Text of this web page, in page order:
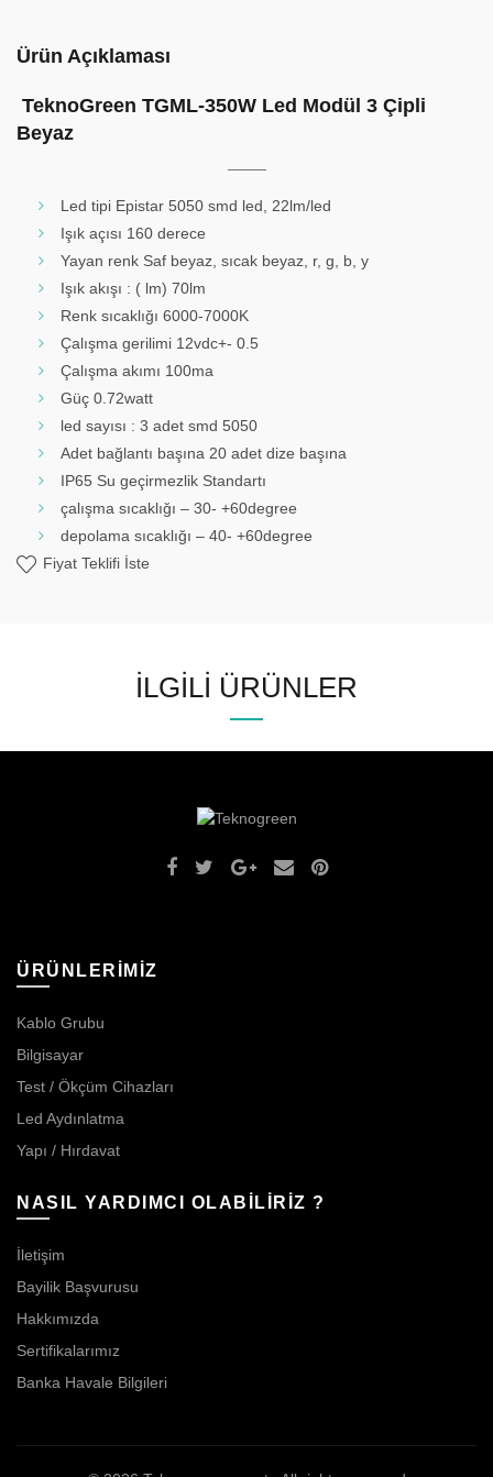
Ürün Açıklaması
TeknoGreen TGML-350W Led Modül 3 Çipli
Beyaz
Led tipi Epistar 5050 smd led, 22lm/led
Işık açısı 160 derece
Yayan renk Saf beyaz, sıcak beyaz, r, g, b, y
Işık akışı : ( lm) 70lm
Renk sıcaklığı 6000-7000K
Çalışma gerilimi 12vdc+- 0.5
Çalışma akımı 100ma
Güç 0.72watt
led sayısı : 3 adet smd 5050
Adet bağlantı başına 20 adet dize başına
IP65 Su geçirmezlik Standartı
çalışma sıcaklığı – 30- +60degree
depolama sıcaklığı – 40- +60degree
Fiyat Teklifi İste
İLGILI ÜRÜNLER
ÜRÜNLERİMİZ
Kablo Grubu
Bilgisayar
Test / Ökçüm Cihazları
Led Aydınlatma
Yapı / Hırdavat
NASIL YARDIMCI OLABİLİRİZ ?
İletişim
Bayilik Başvurusu
Hakkımızda
Sertifikalarımız
Banka Havale Bilgileri